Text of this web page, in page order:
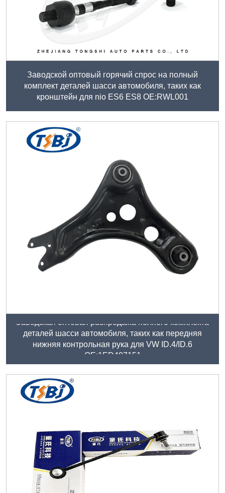
Заводской оптовый горячий спрос на полный
комплект деталей шасси автомобиля, таких как
кронштейн для nio ES6 ES8 ОЕ:RWL001
Заводская оптовая распродажа полного комплекта
деталей шасси автомобиля, таких как передняя
нижняя контрольная рука для VW ID.4/ID.6
ОЕ:1ED407151